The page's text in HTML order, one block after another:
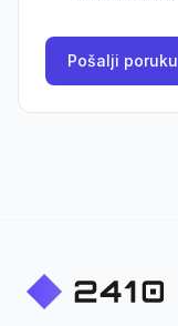
Pošalji poruku